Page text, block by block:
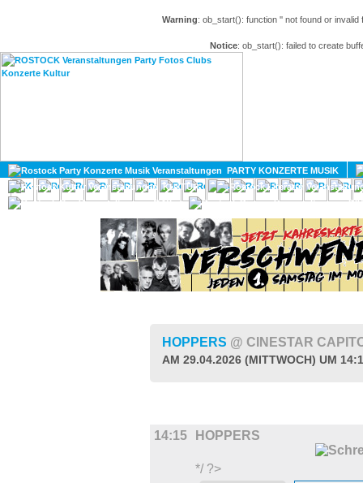
Warning: ob_start(): function '' not found or
Notice: ob_start(): failed to create
PARTY KONZERTE MUSIK
KULTUR
GAY
HOPPERS @ CINESTAR
AM 29.04.2026 (MITTWOCH) UM
14:15 HOPPERS
*/ ?>